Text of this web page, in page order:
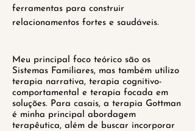
ferramentas para construir
relacionamentos fortes e saudáveis.
Meu principal foco teórico são os
Sistemas Familiares, mas também utilizo
terapia narrativa, terapia cognitivo-
comportamental e terapia focada em
soluções. Para casais, a terapia Gottman
é minha principal abordagem
terapêutica, além de buscar incorporar